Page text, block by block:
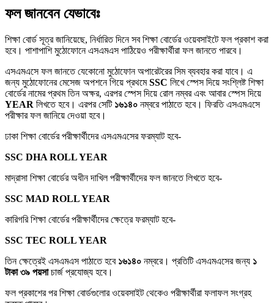
ফল জানবেন যেভাবেঃ
শিক্ষা বোর্ড সূত্র জানিয়েছে, নির্ধারিত দিনে সব শিক্ষা বোর্ডের ওয়েবসাইটে ফল প্রকাশ করা
হবে। পাশাপাশি মুঠোফোনে এসএমএস পাঠিয়েও পরীক্ষার্থীরা ফল জানতে পারবে।
এসএমএসে ফল জানতে যেকোনো মুঠোফোন অপারেটরের সিম ব্যবহার করা যাবে। এ
জন্য মুঠোফোনের মেসেজ অপশনে গিয়ে প্রথমেSSC লিখে স্পেস দিয়ে সংশ্লিষ্ট শিক্ষা
বোর্ডের নামের প্রথম তিন অক্ষর, এরপর স্পেস দিয়ে রোল নম্বর এবং আবার স্পেস দিয়ে
YEAR লিখতে হবে। এরপর সেটি ১৬১৪০ নম্বরে পাঠাতে হবে। ফিরতি এসএমএসে
পরীক্ষার ফল জানিয়ে দেওয়া হবে।
ঢাকা শিক্ষা বোর্ডের পরীক্ষার্থীদের এসএমএসের ফরম্যাট হবে-
SSC DHA ROLL YEAR
মাদ্রাসা শিক্ষা বোর্ডের অধীন দাখিল পরীক্ষার্থীদের ফল জানতে লিখতে হবে-
SSC MAD ROLL YEAR
কারিগরি শিক্ষা বোর্ডের পরীক্ষার্থীদের ক্ষেত্রে ফরম্যাট হবে-
SSC TEC ROLL YEAR
তিন ক্ষেত্রেই এসএমএস পাঠাতে হবে ১৬১৪০ নম্বরে। প্রতিটি এসএমএসের জন্য ১
টাকা ৩৯ পয়সাচার্জ প্রযোজ্য হবে।
ফল প্রকাশের পর শিক্ষা বোর্ডগুলোর ওয়েবসাইট থেকেও পরীক্ষার্থীরা ফলাফল সংগ্রহ